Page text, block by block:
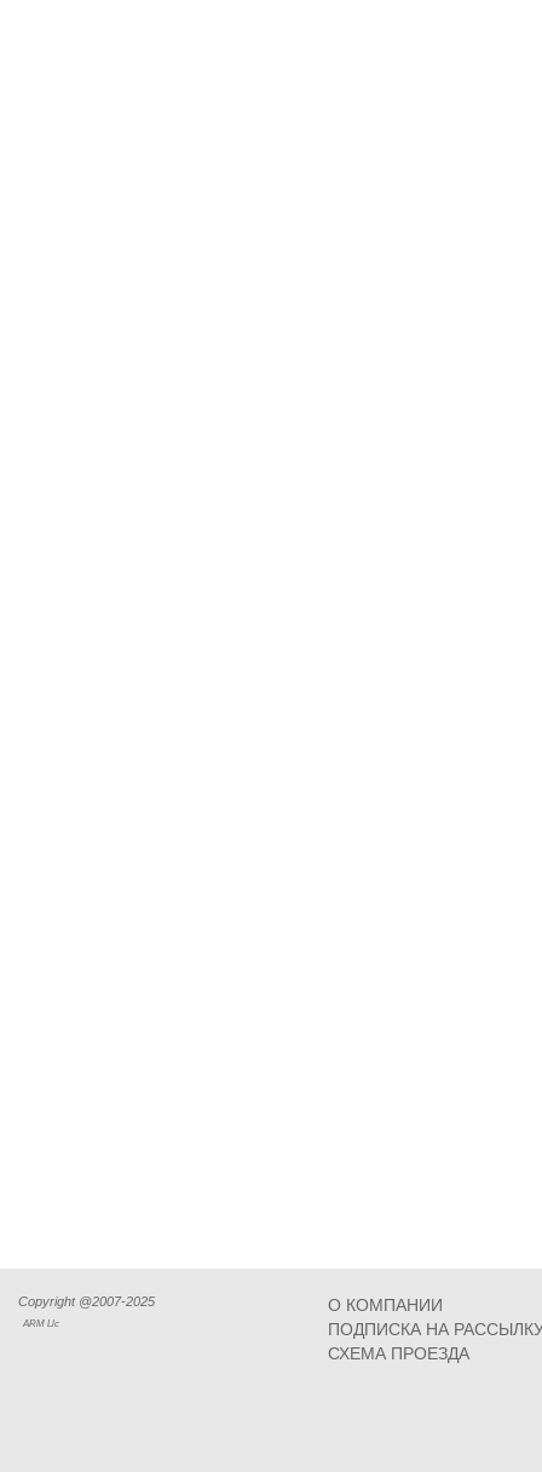
Copyright @2007-2025
ARM Llc
О КОМПАНИИ
ПОДПИСКА НА
СХЕМА ПРОЕЗДА